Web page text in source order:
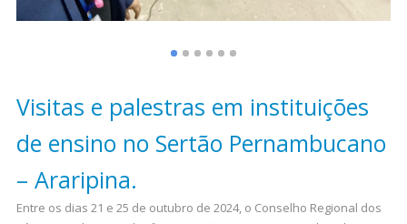
Visitas e palestras em instituições
de ensino no Sertão Pernambucano
– Araripina.
Entre os dias 21 e 25 de outubro de 2024, o Conselho Regional dos